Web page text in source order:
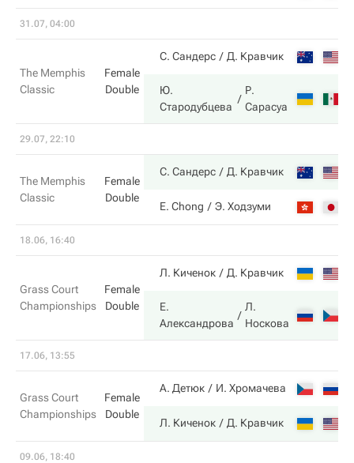
31.07, 04:00
The Memphis
Classic
Female
Double
С. Сандерс Д. Кравчик
Ю.
Стародубцева
Р.
Сарасуа
29.07, 22:10
The Memphis
Classic
Female
Double
С. Сандерс Д. Кравчик
E. Chong Э. Ходзуми
18.06, 16:40
Grass Court
Championships
Female
Double
Л. Киченок Д. Кравчик
Е.
Александрова
Л.
Носкова
17.06, 13:55
Grass Court
Championships
Female
Double
А. Детюк И. Хромачева
Л. Киченок Д. Кравчик
09.06, 18:40